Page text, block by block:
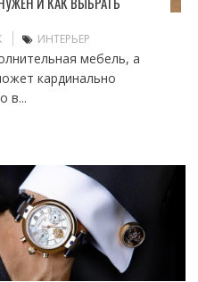
ИНТЕРЬЕР
мебель, а
кардинально
в...